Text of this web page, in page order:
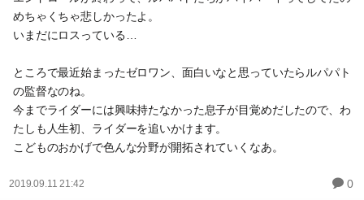
めちゃくちゃ悲しかったよ。
いまだにロスっている…
ところで最近始まったゼロワン、面白いなと思っていたらルパパト
の監督なのね。
今までライダーには興味持たなかった息子が目覚めだしたので、わ
たしも人生初、ライダーを追いかけます。
こどものおかげで色んな分野が開拓されていくなあ。
2019.09.11 21:42 0